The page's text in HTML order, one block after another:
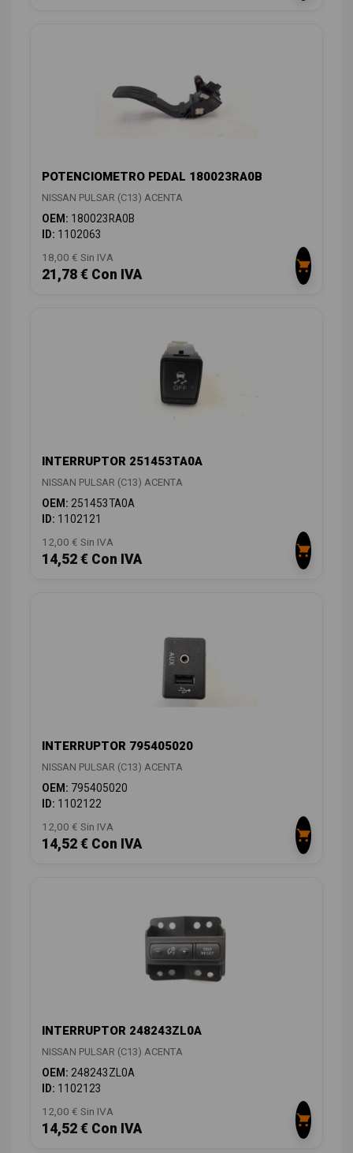
POTENCIOMETRO PEDAL 180023RA0B
NISSAN PULSAR (C13) ACENTA
OEM: 180023RA0B
ID: 1102063
18,00 € Sin IVA
21,78 € Con IVA
INTERRUPTOR 251453TA0A
NISSAN PULSAR (C13) ACENTA
OEM: 251453TA0A
ID: 1102121
12,00 € Sin IVA
14,52 € Con IVA
INTERRUPTOR 795405020
NISSAN PULSAR (C13) ACENTA
OEM: 795405020
ID: 1102122
12,00 € Sin IVA
14,52 € Con IVA
INTERRUPTOR 248243ZL0A
NISSAN PULSAR (C13) ACENTA
OEM: 248243ZL0A
ID: 1102123
12,00 € Sin IVA
14,52 € Con IVA